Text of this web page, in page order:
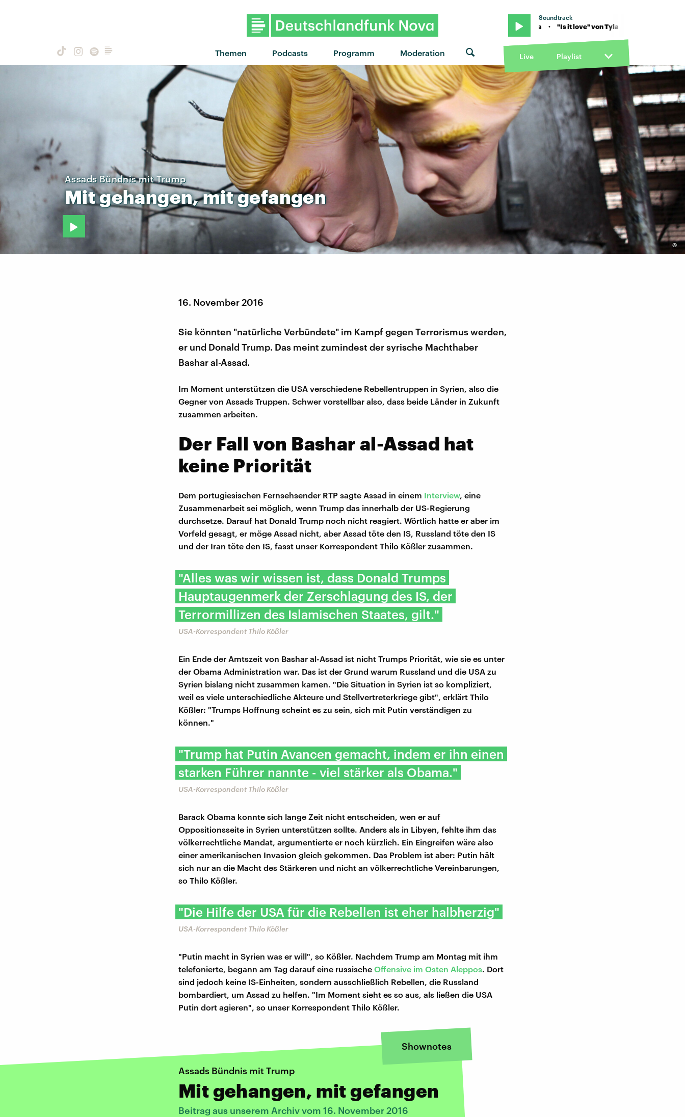
Themen Podcasts Programm Moderation
Soundtrack
"Is it love" von Tyla · "Is it love" von Tyla · "Is it love" von Tyla
Live Playlist
©
Assads Bündnis mit Trump
Mitgehangen,mitgefangen
16. November 2016
Sie könnten "natürliche Verbündete" im Kampf gegen Terrorismus werden,
er und Donald Trump. Das meint zumindest der syrische Machthaber
Bashar al-Assad.
Im Moment unterstützen die USA verschiedene Rebellentruppen in Syrien, also die
Gegner von Assads Truppen. Schwer vorstellbar also, dass beide Länder in Zukunft
zusammen arbeiten.
Der Fall von Bashar al-Assad hat
keine Priorität
Dem portugiesischen Fernsehsender RTP sagte Assad in einem Interview, eine
Zusammenarbeit sei möglich, wenn Trump das innerhalb der US-Regierung
durchsetze. Darauf hat Donald Trump noch nicht reagiert. Wörtlich hatte er aber im
Vorfeld gesagt, er möge Assad nicht, aber Assad töte den IS, Russland töte den IS
und der Iran töte den IS, fasst unser Korrespondent Thilo Kößler zusammen.
"Alles was wir wissen ist, dass Donald Trumps
Hauptaugenmerk der Zerschlagung des IS, der
Terrormillizen des Islamischen Staates, gilt."
USA-Korrespondent Thilo Kößler
Ein Ende der Amtszeit von Bashar al-Assad ist nicht Trumps Priorität, wie sie es unter
der Obama Administration war. Das ist der Grund warum Russland und die USA zu
Syrien bislang nicht zusammen kamen. "Die Situation in Syrien ist so kompliziert,
weil es viele unterschiedliche Akteure und Stellvertreterkriege gibt", erklärt Thilo
Kößler: "Trumps Hoffnung scheint es zu sein, sich mit Putin verständigen zu
können."
"Trump hat Putin Avancen gemacht, indem er ihn einen
starken Führer nannte - viel stärker als Obama."
USA-Korrespondent Thilo Kößler
Barack Obama konnte sich lange Zeit nicht entscheiden, wen er auf
Oppositionsseite in Syrien unterstützen sollte. Anders als in Libyen, fehlte ihm das
völkerrechtliche Mandat, argumentierte er noch kürzlich. Ein Eingreifen wäre also
einer amerikanischen Invasion gleich gekommen. Das Problem ist aber: Putin hält
sich nur an die Macht des Stärkeren und nicht an völkerrechtliche Vereinbarungen,
so Thilo Kößler.
"Die Hilfe der USA für die Rebellen ist eher halbherzig"
USA-Korrespondent Thilo Kößler
"Putin macht in Syrien was er will", so Kößler. Nachdem Trump am Montag mit ihm
telefonierte, begann am Tag darauf eine russische Offensive im Osten Aleppos. Dort
sind jedoch keine IS-Einheiten, sondern ausschließlich Rebellen, die Russland
bombardiert, um Assad zu helfen. "Im Moment sieht es so aus, als ließen die USA
Putin dort agieren", so unser Korrespondent Thilo Kößler.
Shownotes
Assads Bündnis mit Trump
Mit gehangen, mit gefangen
Beitrag aus unserem Archiv vom 16. November 2016